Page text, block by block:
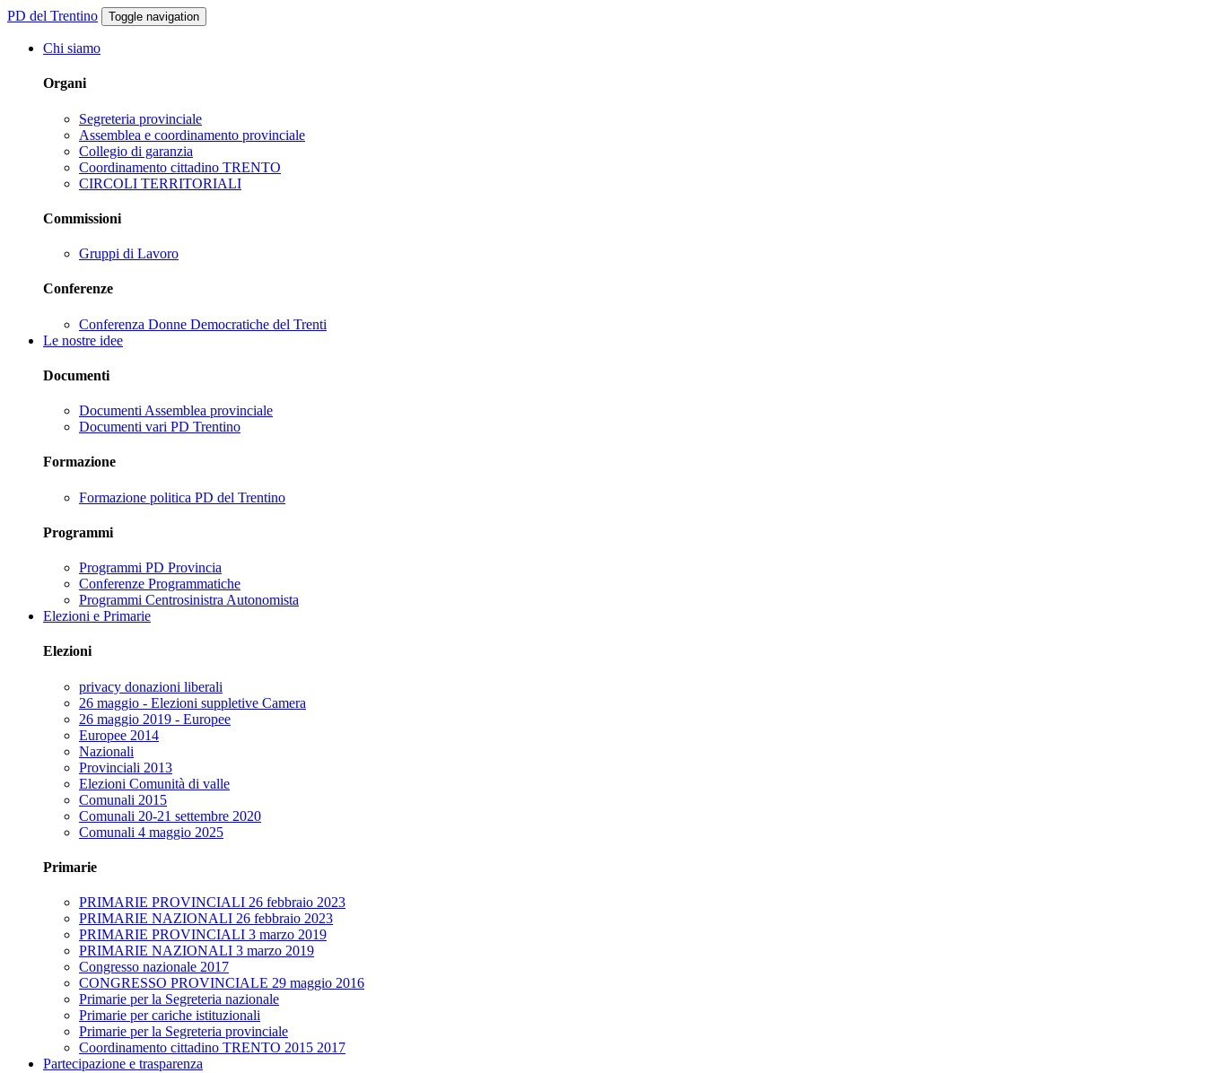
PD del Trentino Toggle navigation
Chi siamo
Organi
Segreteria provinciale
Assemblea e coordinamento provinciale
Collegio di garanzia
Coordinamento cittadino TRENTO
CIRCOLI TERRITORIALI
Commissioni
Gruppi di Lavoro
Conferenze
Conferenza Donne Democratiche del Trenti
Le nostre idee
Documenti
Documenti Assemblea provinciale
Documenti vari PD Trentino
Formazione
Formazione politica PD del Trentino
Programmi
Programmi PD Provincia
Conferenze Programmatiche
Programmi Centrosinistra Autonomista
Elezioni e Primarie
Elezioni
privacy donazioni liberali
26 maggio - Elezioni suppletive Camera
26 maggio 2019 - Europee
Europee 2014
Nazionali
Provinciali 2013
Elezioni Comunità di valle
Comunali 2015
Comunali 20-21 settembre 2020
Comunali 4 maggio 2025
Primarie
PRIMARIE PROVINCIALI 26 febbraio 2023
PRIMARIE NAZIONALI 26 febbraio 2023
PRIMARIE PROVINCIALI 3 marzo 2019
PRIMARIE NAZIONALI 3 marzo 2019
Congresso nazionale 2017
CONGRESSO PROVINCIALE 29 maggio 2016
Primarie per la Segreteria nazionale
Primarie per cariche istituzionali
Primarie per la Segreteria provinciale
Coordinamento cittadino TRENTO 2015 2017
Partecipazione e trasparenza